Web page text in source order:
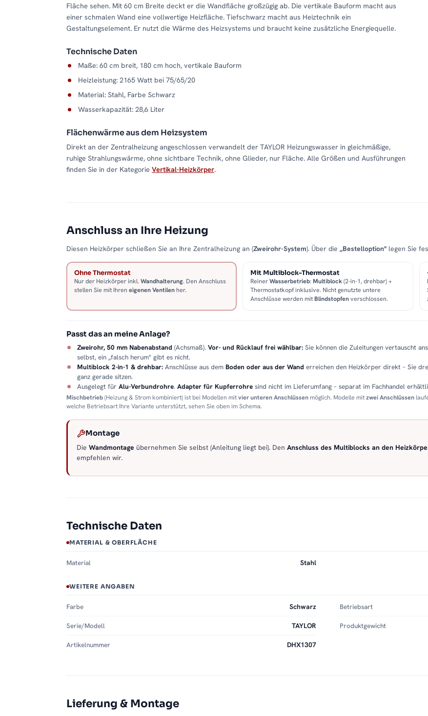
Fläche sehen. Mit 60 cm Breite deckt er die Wandfläche großzügig ab. Die vertikale Bauform macht aus
einer schmalen Wand eine vollwertige Heizfläche. Tiefschwarz macht aus Heiztechnik ein
Gestaltungselement. Er nutzt die Wärme des Heizsystems und braucht keine zusätzliche Energiequelle.
Technische Daten
Maße: 60 cm breit, 180 cm hoch, vertikale Bauform
Heizleistung: 2165 Watt bei 75/65/20
Material: Stahl, Farbe Schwarz
Wasserkapazität: 28,6 Liter
Flächenwärme aus dem Heizsystem
Direkt an der Zentralheizung angeschlossen verwandelt der TAYLOR Heizungswasser in gleichmäßige,
ruhige Strahlungswärme, ohne sichtbare Technik, ohne Glieder, nur Fläche. Alle Größen und Ausführungen
finden Sie in der Kategorie Vertikal-Heizkörper.
Anschluss an Ihre Heizung
Diesen Heizkörper schließen Sie an Ihre Zentralheizung an (Zweirohr-System). Über die „Bestelloption" legen Sie
Ohne Thermostat
Nur der Heizkörper inkl. Wandhalterung. Den Anschluss
stellen Sie mit Ihren eigenen Ventilen her.
Mit Multiblock-Thermostat
ReinerWasserbetrieb:Multiblock(2-in-1, drehbar) +
Thermostatkopf inklusive. Nicht genutzte untere
Anschlüsse werden mitBlindstopfenverschlossen.
Passt das an meine Anlage?
Zweirohr, 50 mm Nabenabstand (Achsmaß). Vor- und Rücklauf frei wählbar: Sie können die Zuleitungen vertauscht
selbst, ein „falsch herum" gibt es nicht.
Multiblock 2-in-1 & drehbar: Anschlüsse aus dem Boden oder aus der Wand erreichen den Heizkörper direkt – Sie
ganz gerade sitzen.
Ausgelegt für Alu-Verbundrohre. Adapter für Kupferrohre sind nicht im Lieferumfang – separat im Fachhandel
Mischbetrieb(Heizung & Strom kombiniert) ist bei Modellen mitvier unteren Anschlüssen möglich. Modelle mitzwei Anschlüssen
welche Betriebsart Ihre Variante unterstützt, sehen Sie oben im Schema.
Montage
Die Wandmontage übernehmen Sie selbst (Anleitung liegt bei). Den Anschluss des Multiblocks an den
empfehlen wir.
Technische Daten
MATERIAL & OBERFLÄCHE
Material Stahl
WEITERE ANGABEN
Farbe Schwarz Betriebsart
Serie/Modell TAYLOR Produktgewicht
Artikelnummer DHX1307
Lieferung & Montage